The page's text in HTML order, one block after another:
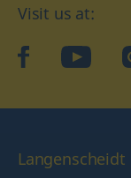
Visit us at:
facebookYouTube
Langenscheidt